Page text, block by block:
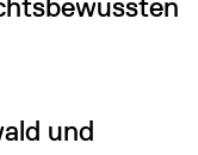
und